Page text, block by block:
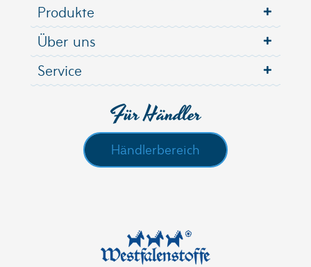
Produkte
Über uns
Service
Für Händler
Händlerbereich